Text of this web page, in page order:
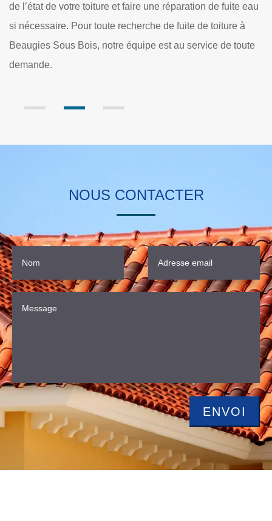
mise en place d’une intervention adéquate à chaque
projet, nous faisons la recherche de fuite de toiture avec
des moyens efficaces. Entreprise vérification de toiture à
Beaugies Sous Bois, l’équipe est au service de tout 60640
NOUS CONTACTER